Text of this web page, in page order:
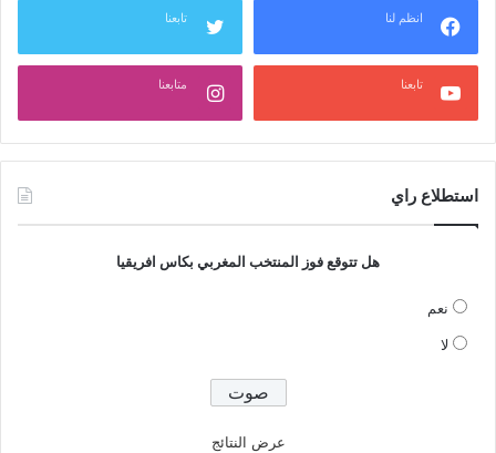
انظم لنا تابعنا
تابعنا متابعنا
استطلاع راي
هل تتوقع فوز المنتخب المغربي بكاس افريقيا
نعم
لا
عرض النتائج